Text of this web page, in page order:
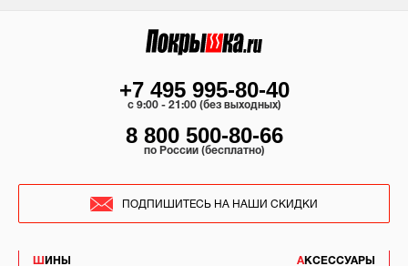
ШИНЫ
АКСЕССУАРЫ
+7 495 995-80-40
c 9:00 - 21:00 (без выходных)
8 800 500-80-66
по России (бесплатно)
ПОДПИШИТЕСЬ НА НАШИ СКИДКИ